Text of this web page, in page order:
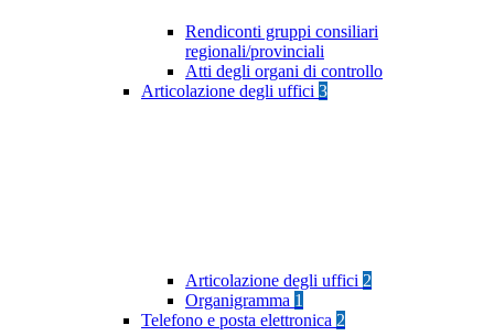
Rendiconti gruppi consiliari
regionali/provinciali
Atti degli organi di controllo
Articolazione degli uffici 3
Articolazione degli uffici 2
Organigramma 1
Telefono e posta elettronica 2